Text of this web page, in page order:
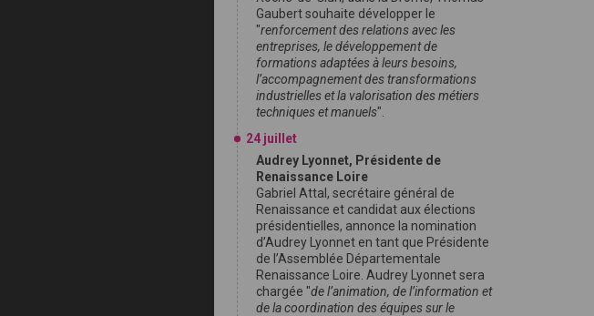
Gaubert souhaite développer le
"renforcement des relations avec les
entreprises, le développement de
formations adaptées à leurs besoins,
l’accompagnement des transformations
industrielles et la valorisation des métiers
techniques et manuels".
24 juillet
Audrey Lyonnet, Présidente de
Renaissance Loire
Gabriel Attal, secrétaire général de
Renaissance et candidat aux élections
présidentielles, annonce la nomination
d’Audrey Lyonnet en tant que Présidente
de l’Assemblée Départementale
Renaissance Loire. Audrey Lyonnet sera
chargée "de l’animation, de l’information et
de la coordination des équipes sur le